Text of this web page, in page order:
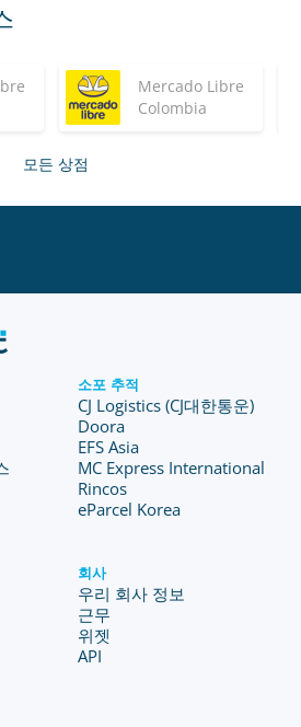
Mercado Libre
Colombia
모든 상점
소포 추적
CJ Logistics (CJ대한통운)
Doora
EFS Asia
MC Express International
Rincos
eParcel Korea
회사
우리 회사 정보
근무
위젯
API